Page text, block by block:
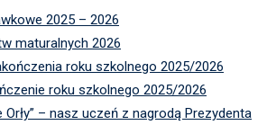
2025 – 2026
maturalnych 2026
roku szkolnego 2025/2026
roku szkolnego 2025/2026
Orły” – nasz uczeń z nagrodą Prezydenta